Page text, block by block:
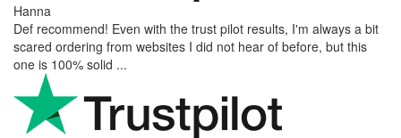
Hanna
Def recommend! Even with the trust pilot results, I'm always a bit
scared ordering from websites I did not hear of before, but this
one is 100% solid ...